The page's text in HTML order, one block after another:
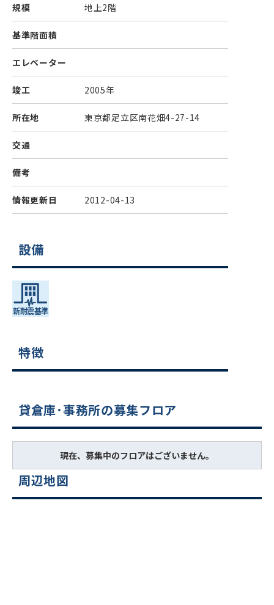
規模 地上2階
基準階面積
エレベーター
竣工 2005年
所在地 東京都足立区南花畑4-27-14
交通
備考
情報更新日 2012-04-13
設備
特徴
貸倉庫･事務所の募集フロア
現在、募集中のフロアはございません。
周辺地図